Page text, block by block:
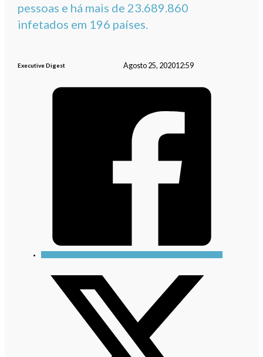
pessoas e há mais de 23.689.860
infetados em 196 países.
Executive Digest Agosto 25, 202012:59